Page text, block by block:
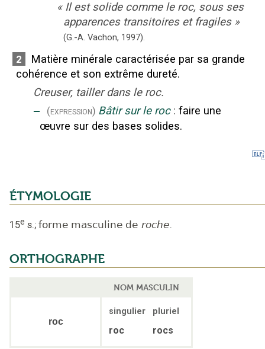
« Il est solide comme le roc, sous ses
apparences transitoires et fragiles »
(G.-A. Vachon, 1997).
2
Matière minérale caractérisée par sa grande
cohérence et son extrême dureté.
Creuser, tailler dans le roc.
‒ (expression) Bâtir sur le roc : faire une
œuvre sur des bases solides.
ÉTYMOLOGIE
15e s.; forme masculine de roche.
ORTHOGRAPHE
NOM MASCULIN
roc
singulier pluriel
roc rocs